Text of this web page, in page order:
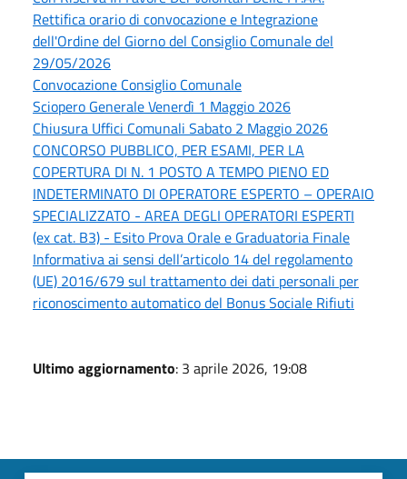
Rettifica orario di convocazione e Integrazione
dell'Ordine del Giorno del Consiglio Comunale del
29/05/2026
Convocazione Consiglio Comunale
Sciopero Generale Venerdì 1 Maggio 2026
Chiusura Uffici Comunali Sabato 2 Maggio 2026
CONCORSO PUBBLICO, PER ESAMI, PER LA
COPERTURA DI N. 1 POSTO A TEMPO PIENO ED
INDETERMINATO DI OPERATORE ESPERTO – OPERAIO
SPECIALIZZATO - AREA DEGLI OPERATORI ESPERTI
(ex cat. B3) - Esito Prova Orale e Graduatoria Finale
Informativa ai sensi dell’articolo 14 del regolamento
(UE) 2016/679 sul trattamento dei dati personali per
riconoscimento automatico del Bonus Sociale Rifiuti
Ultimo aggiornamento: 3 aprile 2026, 19:08